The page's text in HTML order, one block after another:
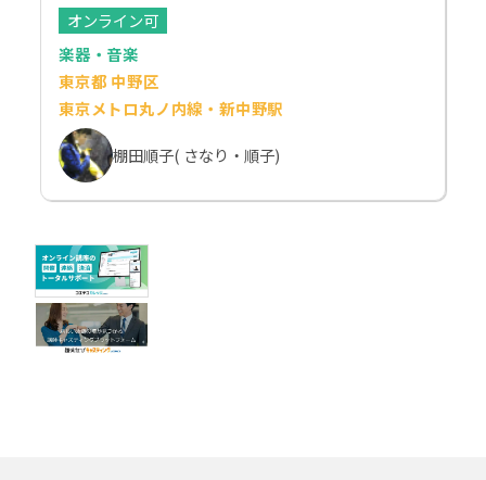
オンライン可
楽器・音楽
東京都 中野区
東京メトロ丸ノ内線・新中野駅
棚田順子( さなり・順子)